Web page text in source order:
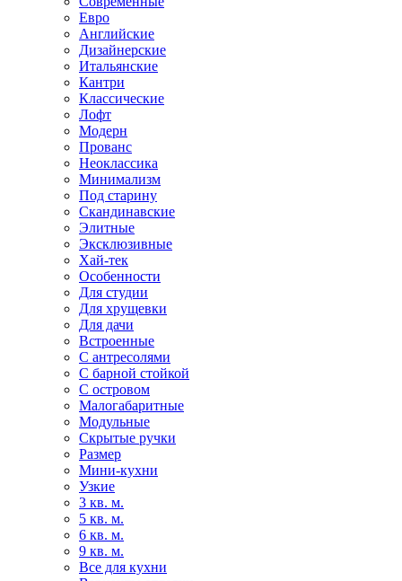
Евро
Английские
Дизайнерские
Итальянские
Кантри
Классические
Лофт
Модерн
Прованс
Неоклассика
Минимализм
Под старину
Скандинавские
Элитные
Эксклюзивные
Хай-тек
Особенности
Для студии
Для хрущевки
Для дачи
Встроенные
С антресолями
С барной стойкой
С островом
Малогабаритные
Модульные
Скрытые ручки
Размер
Мини-кухни
Узкие
3 кв. м.
5 кв. м.
6 кв. м.
9 кв. м.
Все для кухни